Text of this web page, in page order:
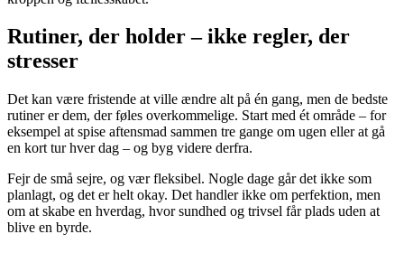
Rutiner, der holder – ikke regler, der
stresser
Det kan være fristende at ville ændre alt på én gang, men de bedste
rutiner er dem, der føles overkommelige. Start med ét område – for
eksempel at spise aftensmad sammen tre gange om ugen eller at gå
en kort tur hver dag – og byg videre derfra.
Fejr de små sejre, og vær fleksibel. Nogle dage går det ikke som
planlagt, og det er helt okay. Det handler ikke om perfektion, men
om at skabe en hverdag, hvor sundhed og trivsel får plads uden at
blive en byrde.